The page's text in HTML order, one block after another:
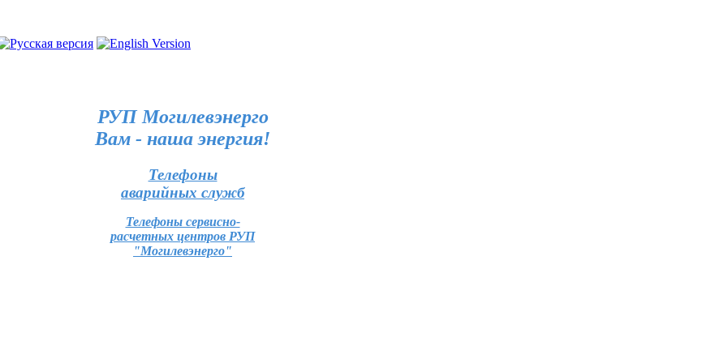
РУП Могилевэнерго
Вам - наша энергия!
Телефоны
аварийных служб
Телефоны сервисно-
расчетных центров РУП
"Могилевэнерго"